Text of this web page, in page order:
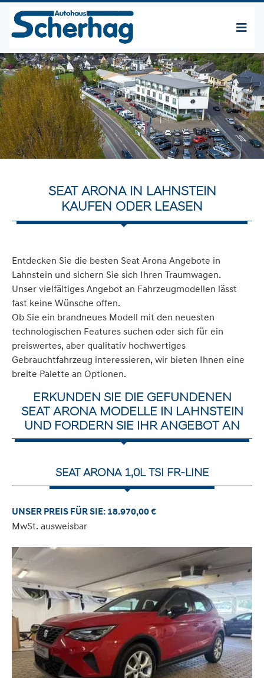
SEAT ARONA IN LAHNSTEIN
KAUFEN ODER LEASEN
Entdecken Sie die besten Seat Arona Angebote in
Lahnstein und sichern Sie sich Ihren Traumwagen.
Unser vielfältiges Angebot an Fahrzeugmodellen lässt
fast keine Wünsche offen.
Ob Sie ein brandneues Modell mit den neuesten
technologischen Features suchen oder sich für ein
preiswertes, aber qualitativ hochwertiges
Gebrauchtfahrzeug interessieren, wir bieten Ihnen eine
breite Palette an Optionen.
ERKUNDEN SIE DIE GEFUNDENEN
SEAT ARONA MODELLE IN LAHNSTEIN
UND FORDERN SIE IHR ANGEBOT AN
SEAT ARONA 1,0L TSI FR-LINE
UNSER PREIS FÜR SIE: 18.970,00 €
MwSt. ausweisbar